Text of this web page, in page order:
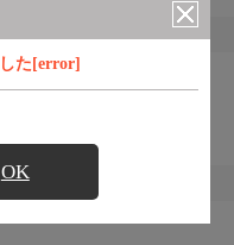
た[error]
OK